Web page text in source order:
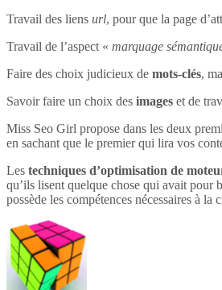
Travail des liens url, pour que la page
Travail de l’aspect « marquage
Faire des choix judicieux de mots-clés,
Savoir faire un choix des images et de
Miss Seo Girl propose dans les deux
en sachant que le premier qui lira vos
Les techniques d’optimisation de
qu’ils lisent quelque chose qui avait pour
possède les compétences nécessaires à